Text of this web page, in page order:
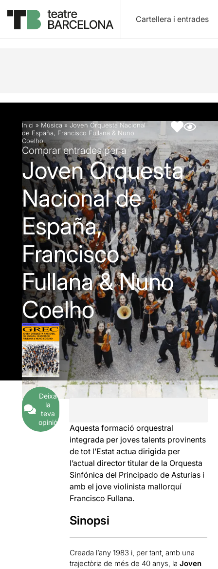
Cartellera i entrades
Descripció Fitxa artística Fotos i vídeos
Inici » Música » Joven Orquesta Nacional
de España, Francisco Fullana & Nuno
Coelho
Comprar entrades per a
Joven Orquesta
Nacional de
España,
Francisco
Fullana & Nuno
Coelho
Deixa
la
teva
opinió
Aquesta formació orquestral
integrada per joves talents provinents
de tot l’Estat actua dirigida per
l’actual director titular de la Orquesta
Sinfónica del Principado de Asturias i
amb el jove violinista mallorquí
Francisco Fullana.
Sinopsi
Creada l’any 1983 i, per tant, amb una
trajectòria de més de 40 anys, laJoven